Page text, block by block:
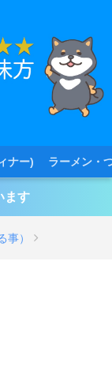
ナー) ラーメン・
ます
事）